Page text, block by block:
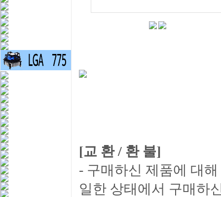
[교 환 / 환 불]
- 구매하신 제품에 대
일한 상태에서 구매하